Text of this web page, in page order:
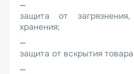
защита от
хранения;
защита от вскрытия